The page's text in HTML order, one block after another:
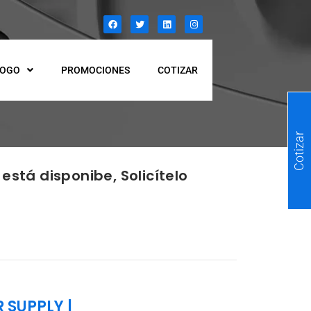
PROMOCIONES COTIZAR
disponibe, Solicítelo
|
Cotizar